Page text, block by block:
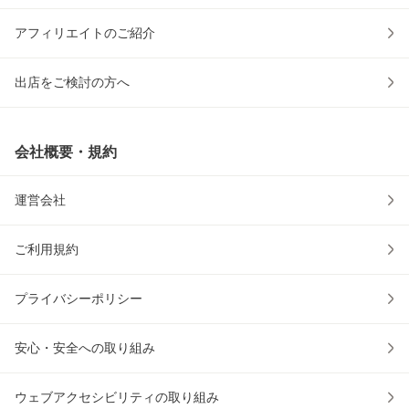
アフィリエイトのご紹介
出店をご検討の方へ
会社概要・規約
運営会社
ご利用規約
プライバシーポリシー
安心・安全への取り組み
ウェブアクセシビリティの取り組み